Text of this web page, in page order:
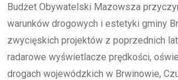
Budżet Obywatelski Mazowsza
warunków drogowych i estetyki gminy
zwycięskich projektów z poprzednich lat
radarowe wyświetlacze prędkości,
drogach wojewódzkich w Brwinowie,